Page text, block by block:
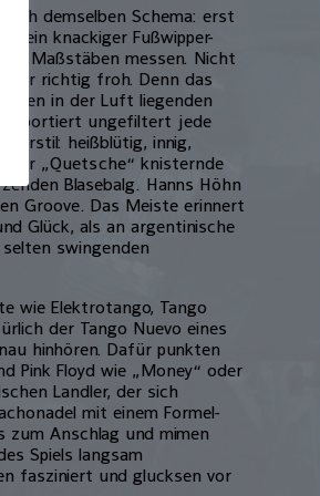
demselben Schema: erst
ein knackiger Fußwipper-
Maßstäben messen. Nicht
richtig froh. Denn das
in der Luft liegenden
ungefiltert jede
heißblütig, innig,
„Quetsche“ knisternde
Blasebalg. Hanns Höhn
Groove. Das Meiste erinnert
Glück, als an argentinische
swingenden
wie Elektrotango, Tango
der Tango Nuevo eines
hinhören. Dafür punkten
Pink Floyd wie „Money“ oder
Landler, der sich
mit einem Formel-
zum Anschlag und mimen
Spiels langsam
fasziniert und glucksen vor